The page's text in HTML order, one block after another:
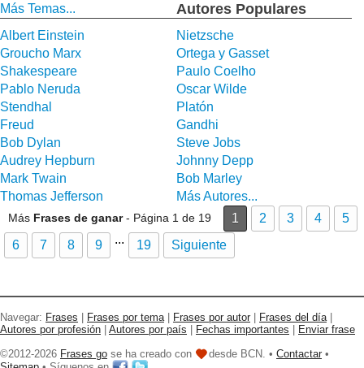
Más Temas...
Autores Populares
Albert Einstein
Nietzsche
Groucho Marx
Ortega y Gasset
Shakespeare
Paulo Coelho
Pablo Neruda
Oscar Wilde
Stendhal
Platón
Freud
Gandhi
Bob Dylan
Steve Jobs
Audrey Hepburn
Johnny Depp
Mark Twain
Bob Marley
Thomas Jefferson
Más Autores...
Más Frases de ganar- Página 1 de 19 1 2 3 4
5
6
7 8 9 ... 19 Siguiente
Navegar: Frases Frases por tema| Frases por autor Frases del día|
Autores por profesión
Autores por país Fechas importantes
Enviar frase
©2012-2026 Frases go se ha creado con desde BCN. • Contactar •